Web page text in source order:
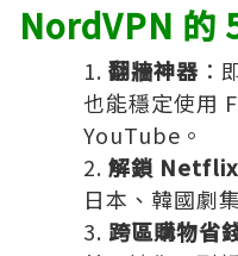
NordVPN 的
翻牆神器 ：
也能穩定使用
YouTube。
解鎖
日本、韓國劇
跨區購物省